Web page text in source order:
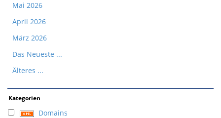
Mai 2026
April 2026
März 2026
Das Neueste ...
Älteres ...
Kategorien
Domains